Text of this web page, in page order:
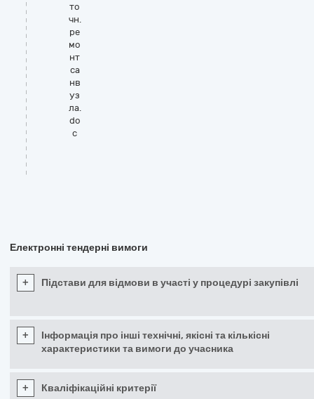
то
чн.
ре
мо
нт
са
нв
уз
ла.
do
c
Електронні тендерні вимоги
+ Підстави для відмови в участі у процедурі закупівлі
+
Інформація про інші технічні, якісні та кількісні
характеристики та вимоги до учасника
+ Кваліфікаційні критерії